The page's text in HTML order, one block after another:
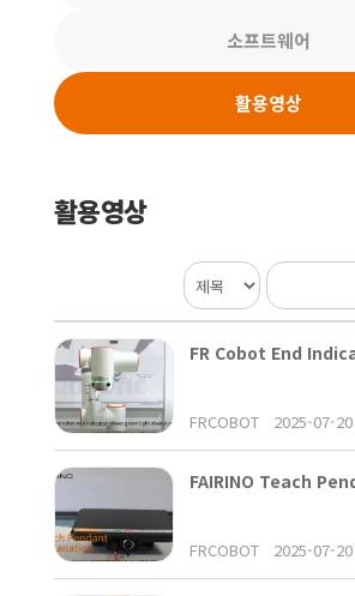
소프트웨어
활용영상
활용영상
FRCOBOT 2025-07-20
FRCOBOT 2025-07-20